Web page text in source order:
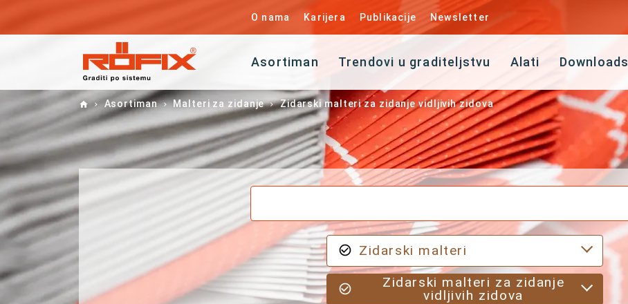
O nama Karijera Publikacije Newsletter
Asortiman Trendovi u graditeljstvu Alati Downloads
HomeAsortiman Malteri za zidanje Zidarski malteri za zidanje vidljivih zidova
Zidarski malteri
Zidarski malteri za zidanje
vidljivih zidova